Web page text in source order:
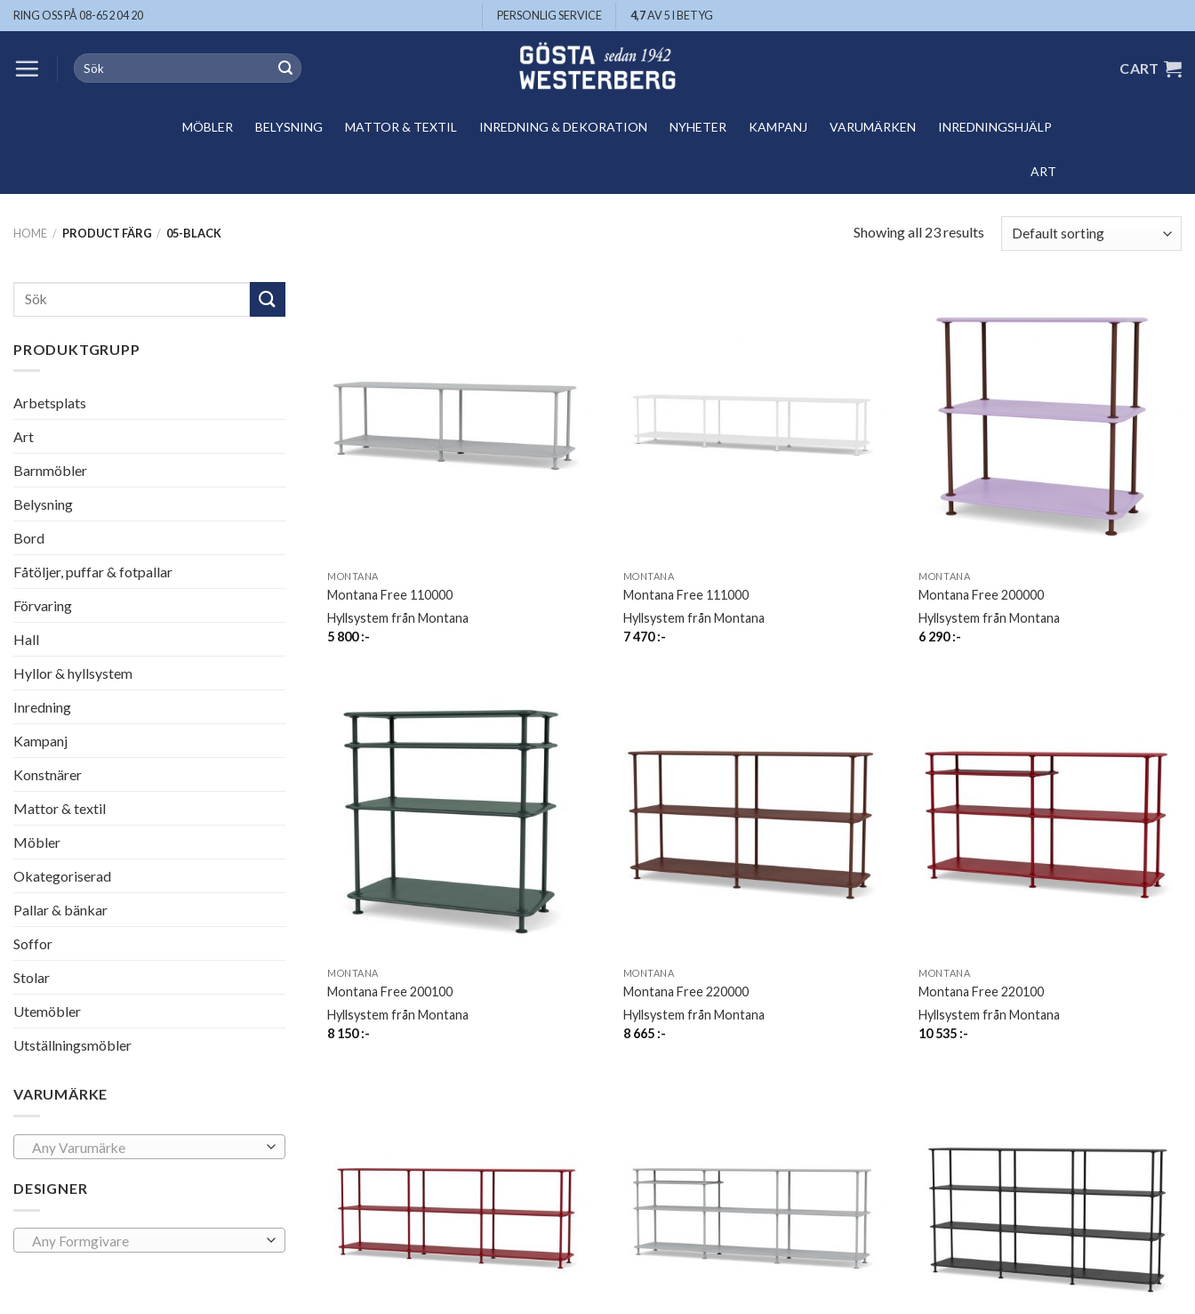
Skip
to
RING OSS PÅ 08-652 04 20 PERSONLIG SERVICE 4,7AV 5 I BETYG
Search
for:
CART
MÖBLER BELYSNING MATTOR & TEXTIL INREDNING & DEKORATION NYHETER KAMPANJ VARUMÄRKEN INREDNINGSHJÄLP
ART
HOME / PRODUCT FÄRG / 05-BLACK Showing all 23 results
Search
PRODUKTGRUPP
Arbetsplats
Art
Barnmöbler
Belysning
Bord
Fåtöljer, puffar & fotpallar
Förvaring
Hall
Hyllor & hyllsystem
Inredning
Kampanj
Konstnärer
Mattor & textil
Möbler
Okategoriserad
Pallar & bänkar
Soffor
Stolar
Utemöbler
Utställningsmöbler
VARUMÄRKE
Any Varumärke
DESIGNER
Any Formgivare
MONTANA
Montana Free 110000
Hyllsystem från Montana
5 800:-
MONTANA
Montana Free 111000
Hyllsystem från Montana
7 470:-
MONTANA
Montana Free 200000
Hyllsystem från Montana
6 290:-
MONTANA
Montana Free 200100
Hyllsystem från Montana
8 150:-
MONTANA
Montana Free 220000
Hyllsystem från Montana
8 665 :-
MONTANA
Montana Free 220100
Hyllsystem från Montana
10 535 :-